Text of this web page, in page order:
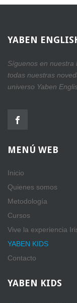
YABEN
Síguenos en nuestra
todas nuestras
universo Yaben
MENÚ WEB
Inicio
Quienes somos
Metodología
Cursos
Vive la experiencia
YABEN KIDS
Contacto
YABEN KIDS